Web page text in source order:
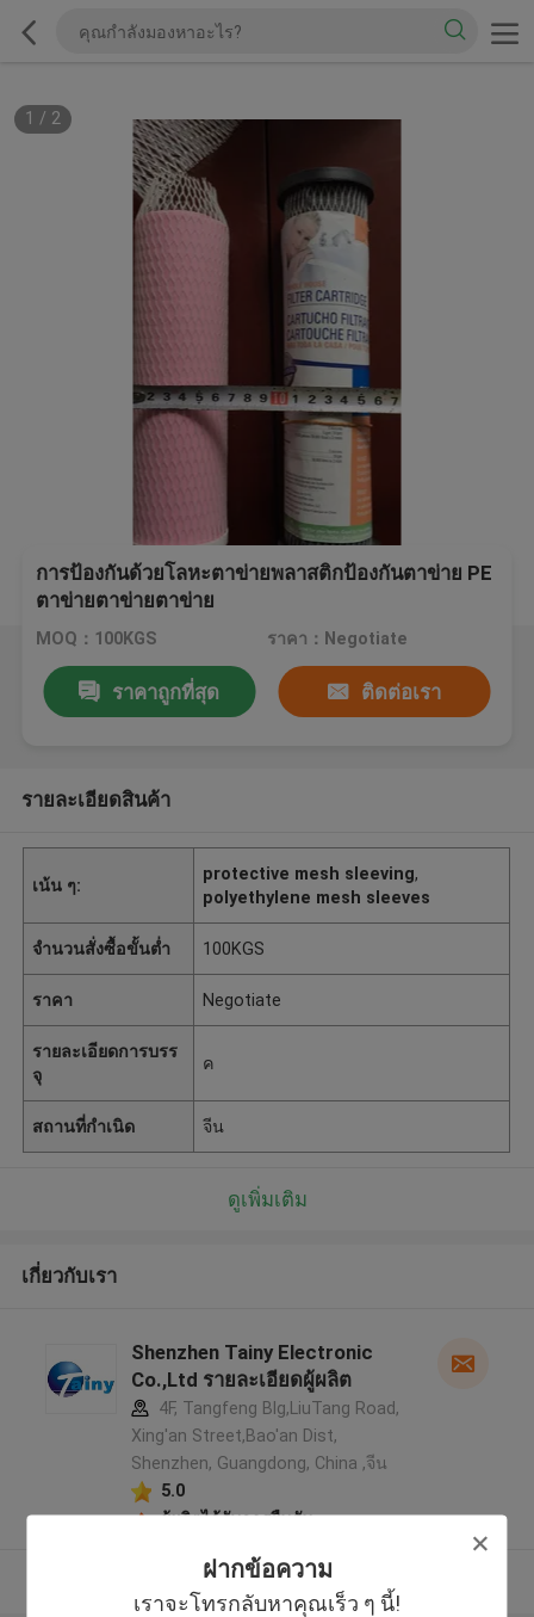
ฝากข้อความ
เราจะโทรกลับหาคุณเร็ว ๆ นี้!
1 / 2
การป้องกันด้วยโลหะตาข่ายพลาสติกป้องกันตาข่าย PE
ตาข่ายตาข่ายตาข่าย
MOQ：100KGS ราคา：Negotiate
ราคาถูกที่สุด ติดต่อเรา
รายละเอียดสินค้า
เน้น ๆ:
protective mesh sleeving,
polyethylene mesh sleeves
จำนวนสั่งซื้อขั้นต่ำ 100KGS
ราคา Negotiate
รายละเอียดการบรร
จุ
ค
สถานที่กำเนิด จีน
ดูเพิ่มเติม
เกี่ยวกับเรา
Shenzhen Tainy Electronic
Co.,Ltd รายละเอียดผู้ผลิต
4F, Tangfeng Blg,LiuTang Road,
Xing'an Street,Bao'an Dist,
Shenzhen, Guangdong, China ,จีน
5.0
ผู้ผลิตได้รับการยืนยัน
ดูเพิ่มเติม